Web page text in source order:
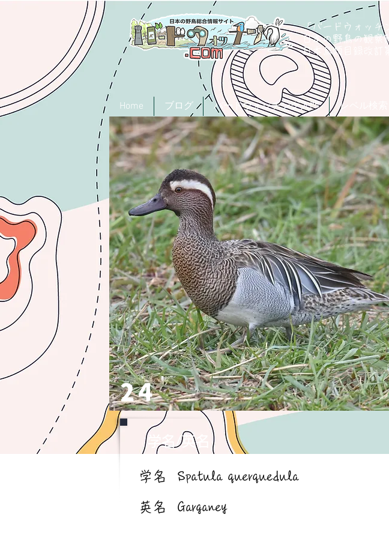
「バードウォッチ
日本の野鳥の観察
日本鳥類目録改訂
Home ブログ バードウォッチング入門 レベル検索
24
学名/英名
学名 Spatula querquedula
英名 Garganey